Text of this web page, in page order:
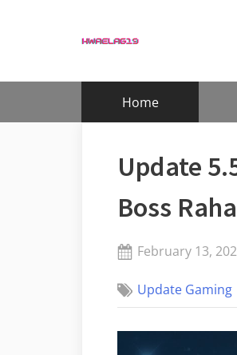
Home
Update
Boss
Posted
February 13,
Update Gaming